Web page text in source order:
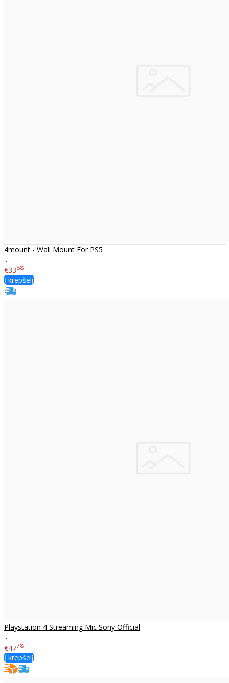
4mount - Wall Mount For PS5
..
€3388
Į krepšelį
Playstation 4 Streaming Mic Sony Official
..
€4778
Į krepšelį